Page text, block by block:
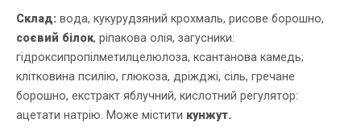
Склад: вода, кукурудзяний крохмаль, рисове борошно,
соєвий білок, ріпакова олія, загусники:
гідроксипропілметилцелюлоза, ксантанова камедь;
клітковина псилію, глюкоза, дріжджі, сіль, гречане
борошно, екстракт яблучний, кислотний регулятор:
ацетати натрію. Може містити кунжут.